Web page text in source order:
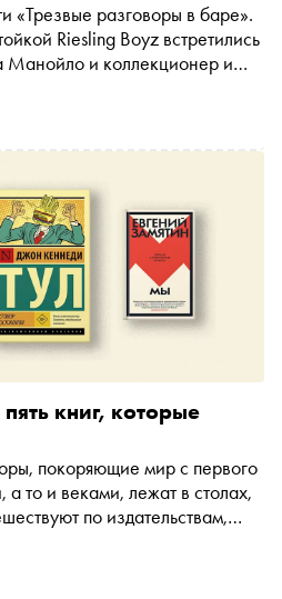
«Трезвые разговоры в баре».
Riesling Boyz встретились
Манойло и коллекционер и
стремятся к
нужно иметь, чтобы быть
узнаете, что живёт
книг, которые
покоряющие мир с первого
то и веками, лежат в столах,
по издательствам,
к читателю вопреки